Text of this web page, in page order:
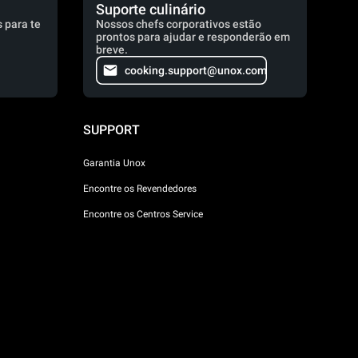
para te
Suporte culinário
Nossos chefs corporativos estão
prontos para ajudar e responderão em
breve.
cooking.support@unox.com
SUPPORT
Garantia Unox
Encontre os Revendedores
Encontre os Centros Service